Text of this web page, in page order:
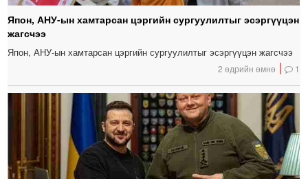
Япон, АНУ-ын хамтарсан цэргийн сургуулилтыг эсэргүүцэн
жагсчээ
Япон, АНУ-ын хамтарсан цэргийн сургуулилтыг эсэргүүцэн жагсчээ
2 өдрийн өмнө 1